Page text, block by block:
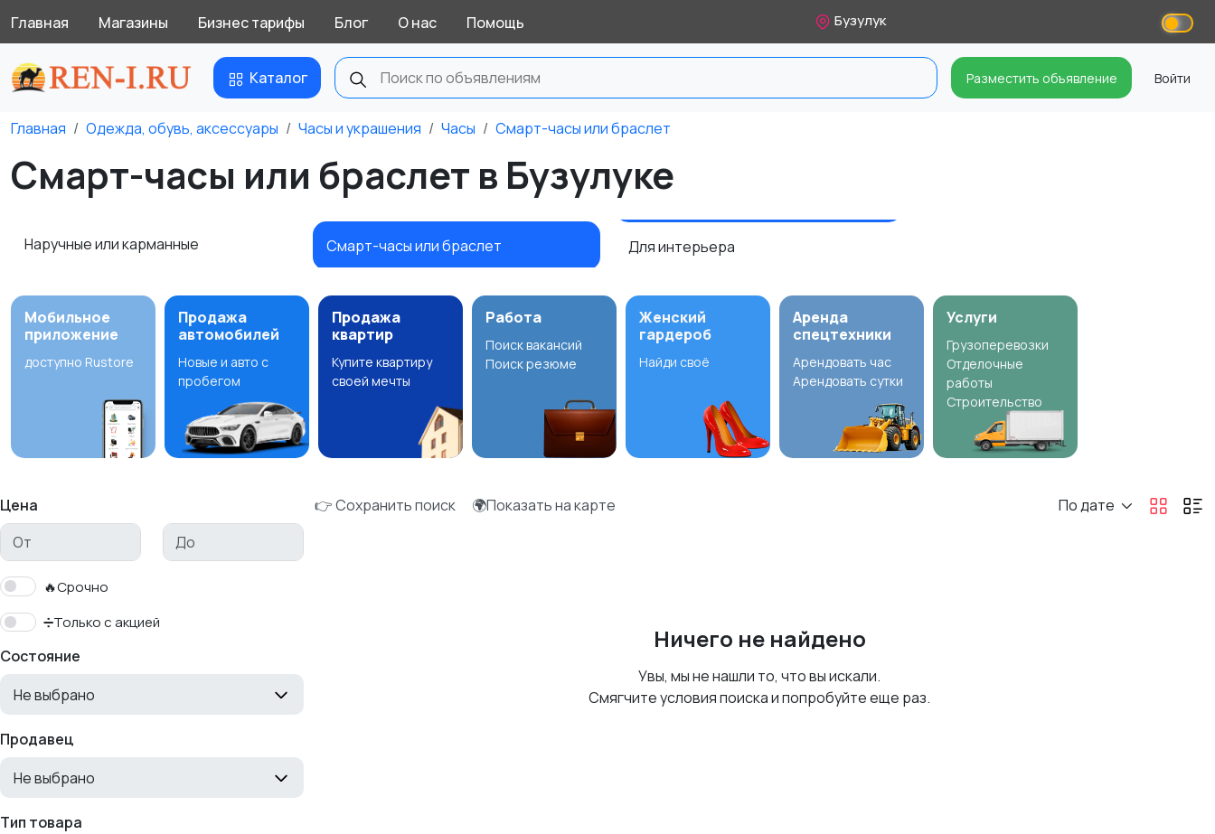
Главная Магазины Бизнес тарифы Блог О нас Помощь Бузулук
Каталог Разместить объявление Войти
Главная Одежда, обувь, аксессуары Часы и украшения Часы Смарт-часы или браслет
Смарт-часы или браслет в Бузулуке
Наручные или карманные Смарт-часы или браслет Для интерьера
Мобильное
приложение
доступно Rustore
Продажа
автомобилей
Новые и авто с
пробегом
Продажа
квартир
Купите квартиру
своей мечты
Работа
Поиск вакансий
Поиск резюме
Женский
гардероб
Найди своё
Аренда
спецтехники
Арендовать час
Арендовать сутки
Услуги
Грузоперевозки
Отделочные
работы
Строительство
Цена
🔥Срочно
➗Только с акцией
Состояние
Не выбрано
Продавец
Не выбрано
Тип товара
👉 Сохранить поиск 🌍Показать на карте По дате
Ничего не найдено
Увы, мы не нашли то, что вы искали.
Смягчите условия поиска и попробуйте еще раз.